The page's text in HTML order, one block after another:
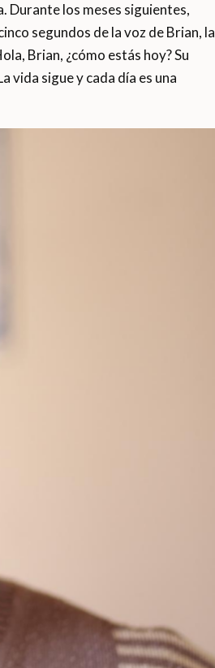
Durante los meses siguientes,
segundos de la voz de Brian, la
Brian, ¿cómo estás hoy? Su
vida sigue y cada día es una